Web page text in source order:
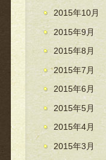
2015年10月
2015年9月
2015年8月
2015年7月
2015年6月
2015年5月
2015年4月
2015年3月